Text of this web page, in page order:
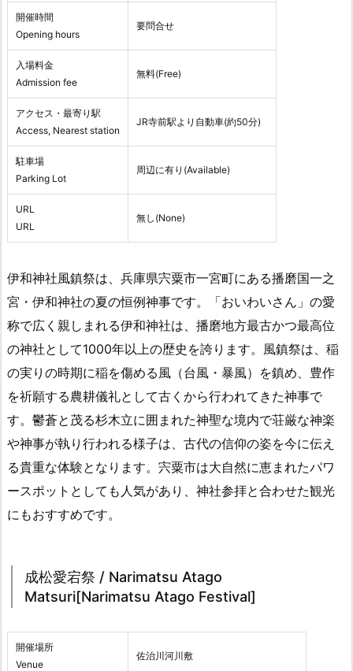
開催時間
Opening hours
要問合せ
入場料金
Admission fee
無料(Free)
アクセス・最寄り駅
Access, Nearest station
JR寺前駅より自動車(約50分)
駐車場
Parking Lot
周辺に有り(Available)
URL
URL
無し(None)
伊和神社風鎮祭は、兵庫県宍粟市一宮町にある播磨国一之
宮・伊和神社の夏の恒例神事です。「おいわいさん」の愛
称で広く親しまれる伊和神社は、播磨地方最古かつ最高位
の神社として1000年以上の歴史を誇ります。風鎮祭は、稲
の実りの時期に稲を傷める風（台風・暴風）を鎮め、豊作
を祈願する農耕儀礼として古くから行われてきた神事で
す。鬱蒼と茂る杉木立に囲まれた神聖な境内で荘厳な神楽
や神事が執り行われる様子は、古代の信仰の姿を今に伝え
る貴重な体験となります。宍粟市は大自然に恵まれたパワ
ースポットとしても人気があり、神社参拝と合わせた観光
にもおすすめです。
成松愛宕祭 / Narimatsu Atago
Matsuri[Narimatsu Atago Festival]
開催場所
Venue
佐治川河川敷